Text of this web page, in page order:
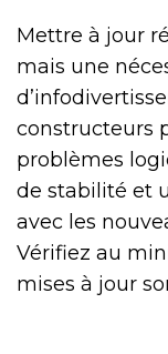
Mettre à jour
mais une
constructeurs
problèmes
de stabilité et
avec les
Vérifiez au
mises à jour